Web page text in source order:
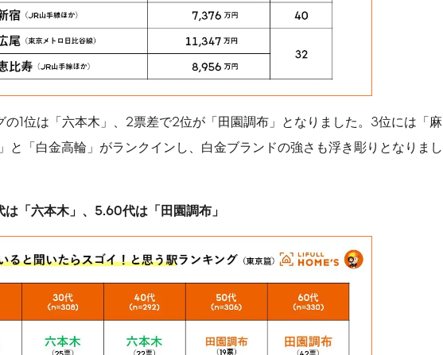
1位は「六本木」、2票差で2位が「田園調布」となりました。3位には「麻
と「白金高輪」がランクインし、白金ブランドの強さも浮き彫りとなりまし
「六本木」、5.60代は「田園調布」